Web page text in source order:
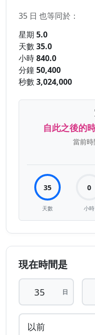
35 日 也等同於：
星期 5.0
天數 35.0
小時840.0
分鐘50,400
秒數 3,024,000
自此之後的
當前時
35
天數
0
小時
現在時間是
日